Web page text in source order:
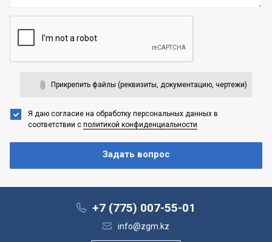
Прикрепить файлы (реквизиты, документацию, чертежи)
Я даю согласие на обработку персональных данных в
соответствии с политикой конфиденциальности
+7 (775) 007-55-01
info@zgm.kz